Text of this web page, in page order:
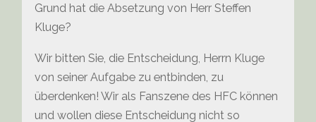
Grund hat die Absetzung von Herr Steffen
Kluge?
Wir bitten Sie, die Entscheidung, Herrn Kluge
von seiner Aufgabe zu entbinden, zu
überdenken! Wir als Fanszene des HFC können
und wollen diese Entscheidung nicht so